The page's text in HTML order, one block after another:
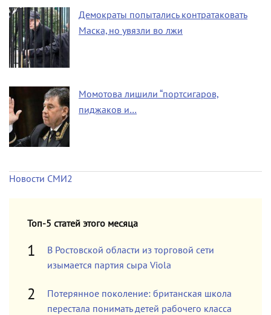
Демократы попытались контратаковать
Маска, но увязли во лжи
Момотова лишили “портсигаров,
пиджаков и…
Новости СМИ2
Топ-5 статей этого месяца
В Ростовской области из торговой сети
изымается партия сыра Viola
Потерянное поколение: британская школа
перестала понимать детей рабочего класса